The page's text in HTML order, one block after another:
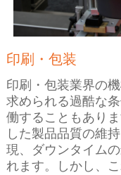
印刷・包装
印刷・包装業界の
求められる過酷な
働することもあり
した製品品質の維
現、ダウンタイム
れます。しかし、